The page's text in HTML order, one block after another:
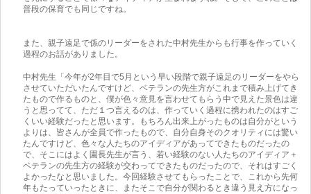
普段の保育でも同じですね。
また、親子遠足で係のリーダーをされた中村先生からも行事を作っていく
過程のお話がありました。
中村先生「今年が2年目で5月という早い段階で親子遠足のリーダーをやら
させていただいたんですけど、ベテランの先生方がこれまで積み上げてき
たもので作るものと、僕が色々意見を言わせてもらう中で見えた景色は違
うと思ってて、ただ１つ言えるのは、作っていく過程に携われたのはすご
くいい経験だったと思います。もちろん出来上がったものは自分がという
よりは、皆さんが全員で作ったもので、自分自身そのクオリティには驚い
たんですけど、色々な人たちのアイディアがあってできたものだったの
で、そこにはよく園長先生が言う、若い経験のない人たちのアイディア＋
ベテランの先生方の経験が交わってできたものだったので、それはすごく
よかったなと思いました。今回経験させてもらったことで、これから先何
年もたっていったときに、またそこで自分が関わるとき違う見え方になっ